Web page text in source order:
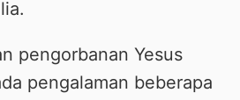
pengorbanan Yesus
pengalaman beberapa